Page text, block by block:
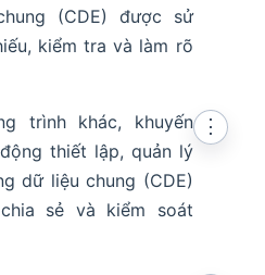
(CDE) được sử
kiểm tra và làm rõ
trình khác, khuyến
thiết lập, quản lý
dữ liệu chung (CDE)
sẻ và kiểm soát
⋮